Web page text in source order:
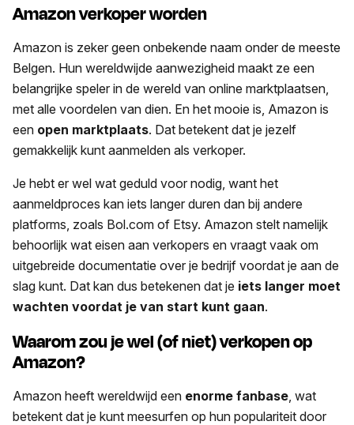
Amazon verkoper worden
Amazon is zeker geen onbekende naam onder de meeste
Belgen. Hun wereldwijde aanwezigheid maakt ze een
belangrijke speler in de wereld van online marktplaatsen,
met alle voordelen van dien. En het mooie is, Amazon is
een open marktplaats. Dat betekent dat je jezelf
gemakkelijk kunt aanmelden als verkoper.
Je hebt er wel wat geduld voor nodig, want het
aanmeldproces kan iets langer duren dan bij andere
platforms, zoals Bol.com of Etsy. Amazon stelt namelijk
behoorlijk wat eisen aan verkopers en vraagt vaak om
uitgebreide documentatie over je bedrijf voordat je aan de
slag kunt. Dat kan dus betekenen dat je iets langer moet
wachten voordat je van start kunt gaan.
Waarom zou je wel (of niet) verkopen op
Amazon?
Amazon heeft wereldwijd een enorme fanbase, wat
betekent dat je kunt meesurfen op hun populariteit door